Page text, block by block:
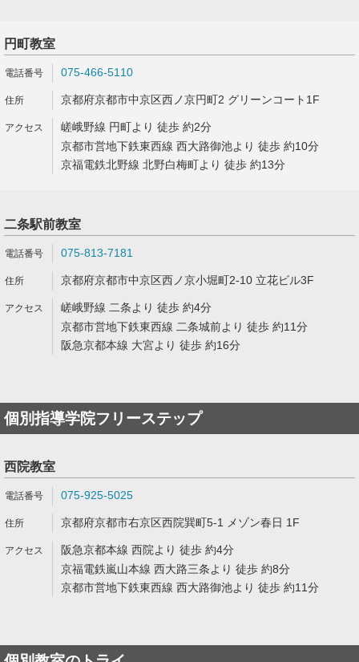
円町教室
075-466-5110
京都府京都市中京区西ノ京円町2 グリーンコート1F
嵯峨野線 円町より 徒歩 約2分
京都市営地下鉄東西線 西大路御池より 徒歩 約10分
京福電鉄北野線 北野白梅町より 徒歩 約13分
二条駅前教室
075-813-7181
京都府京都市中京区西ノ京小堀町2-10 立花ビル3F
嵯峨野線 二条より 徒歩 約4分
京都市営地下鉄東西線 二条城前より 徒歩 約11分
阪急京都本線 大宮より 徒歩 約16分
個別指導学院フリーステップ
西院教室
075-925-5025
京都府京都市右京区西院巽町5-1 メゾン春日 1F
阪急京都本線 西院より 徒歩 約4分
京福電鉄嵐山本線 西大路三条より 徒歩 約8分
京都市営地下鉄東西線 西大路御池より 徒歩 約11分